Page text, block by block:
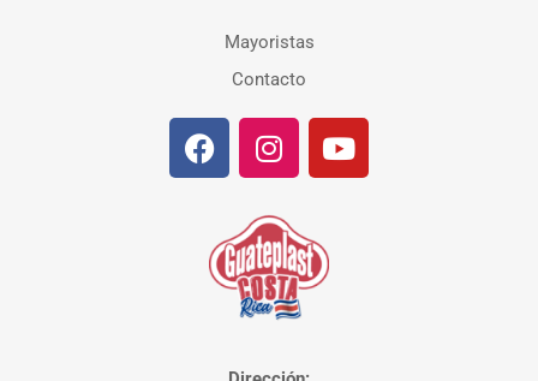
Mayoristas
Contacto